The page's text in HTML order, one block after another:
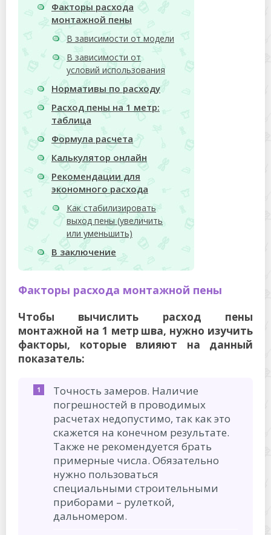
Факторы расхода
монтажной пены
В зависимости от модели
В зависимости от
условий использования
Нормативы по расходу
Расход пены на 1 метр:
таблица
Формула расчета
Калькулятор онлайн
Рекомендации для
экономного расхода
Как стабилизировать
выход пены (увеличить
или уменьшить)
В заключение
Факторы расхода монтажной пены
Чтобы вычислить расход пены
монтажной на 1 метр шва, нужно изучить
факторы, которые влияют на данный
показатель:
Точность замеров. Наличие
погрешностей в проводимых
расчетах недопустимо, так как это
скажется на конечном результате.
Также не рекомендуется брать
примерные числа. Обязательно
нужно пользоваться
специальными строительными
приборами – рулеткой,
дальномером.